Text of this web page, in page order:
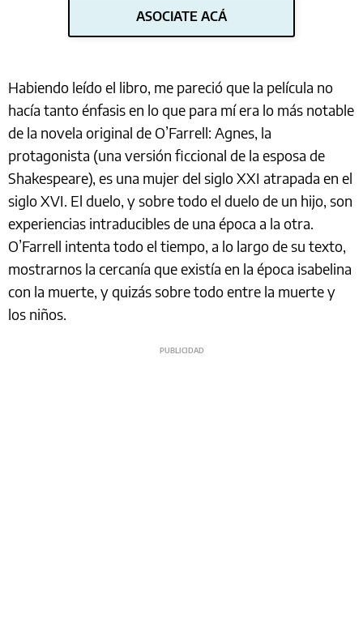
ASOCIATE ACÁ
Habiendo leído el libro, me pareció que la película no
hacía tanto énfasis en lo que para mí era lo más notable
de la novela original de O’Farrell: Agnes, la
protagonista (una versión ficcional de la esposa de
Shakespeare), es una mujer del siglo XXI atrapada en el
siglo XVI. El duelo, y sobre todo el duelo de un hijo, son
experiencias intraducibles de una época a la otra.
O’Farrell intenta todo el tiempo, a lo largo de su texto,
mostrarnos la cercanía que existía en la época isabelina
con la muerte, y quizás sobre todo entre la muerte y
los niños.